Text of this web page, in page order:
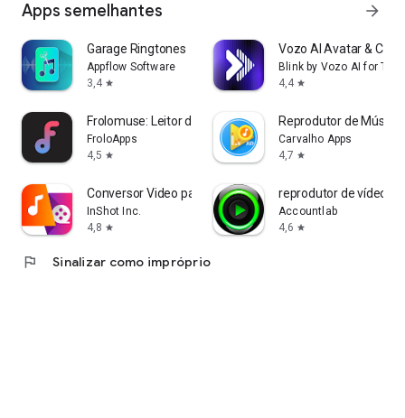
Apps semelhantes arrow_forward
Garage Ringtones
Appflow Software
3,4 star
Vozo AI Avatar &
Blink by Vozo AI for
4,4 star
Frolomuse: Leitor de música
FroloApps
4,5 star
Reprodutor de Música
Carvalho Apps
4,7 star
Conversor Video para Audio/MP3
InShot Inc.
4,8 star
reprodutor de vídeo
Accountlab
4,6 star
flag Sinalizar como impróprio